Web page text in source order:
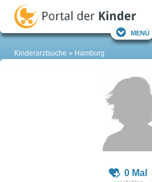
Menü
Kinderarztsuche Hamburg
0 Mal